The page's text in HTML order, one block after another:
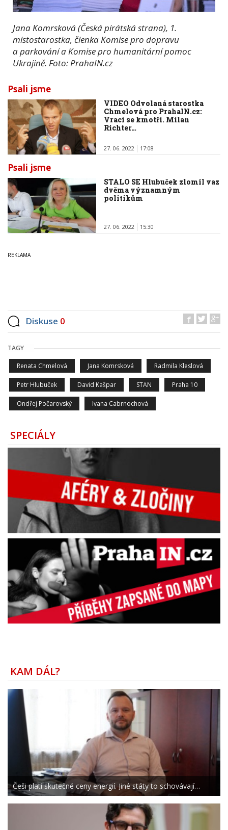
Jana Komrsková (Česká pirátská strana), 1.
místostarostka, členka Komise pro dopravu
a parkování a Komise pro humanitární pomoc
Ukrajině. Foto: PrahaIN.cz
Psali jsme
VIDEO Odvolaná starostka
Chmelová pro PrahaIN.cz:
Vrací se kmotři. Milan
Richter…
27. 06. 2022 17:08
Psali jsme
STALO SE Hlubuček zlomil vaz
dvěma významným
politikům
27. 06. 2022 15:30
Diskuse 0
TAGY
Renata Chmelová Jana Komrsková Radmila Kleslová
Petr Hlubuček David Kašpar STAN Praha 10
Ondřej Počarovský Ivana Cabrnochová
SPECIÁLY
KAM DÁL?
Češi platí skutečné ceny energií. Jiné státy to schovávají…